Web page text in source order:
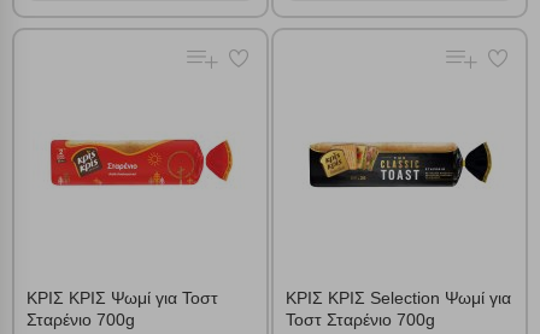
ΚΡΙΣ ΚΡΙΣ Ψωμί για Τοστ
Σταρένιο 700g
ΚΡΙΣ ΚΡΙΣ Selection Ψωμί για
Τοστ Σταρένιο 700g
απολύτως απαραίτητων cookies για την ομαλή λειτουργία του
ιστότοπου είναι η μόνη ενεργοποιημένη. Έχετε τη δυνατότητα να
επιλέξετε τις λοιπές κατηγορίες κάνοντας κλικ στο σχετικό κουμπί
χρήσης των υπηρεσιών μας. Δείτε περισσότερα
Cookies στόχευσης